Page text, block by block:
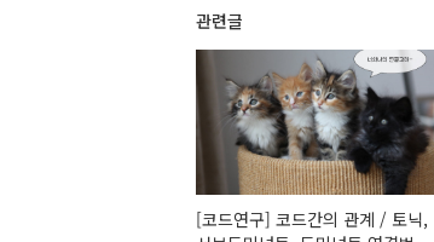
관련글
[코드연구] 코드간의 관계 / 토닉,